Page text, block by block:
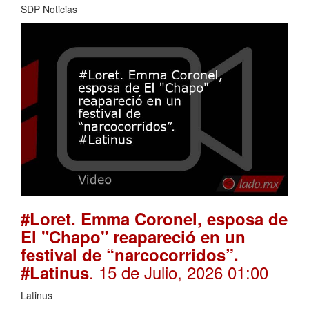
SDP Noticias
#Loret. Emma Coronel, esposa de
El "Chapo" reapareció en un
festival de “narcocorridos”.
#Latinus. 15 de Julio, 2026 01:00
Latinus